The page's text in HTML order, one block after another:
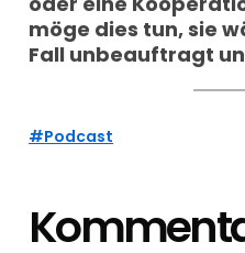
möge dies tun, sie
Fall unbeauftragt
Podcast